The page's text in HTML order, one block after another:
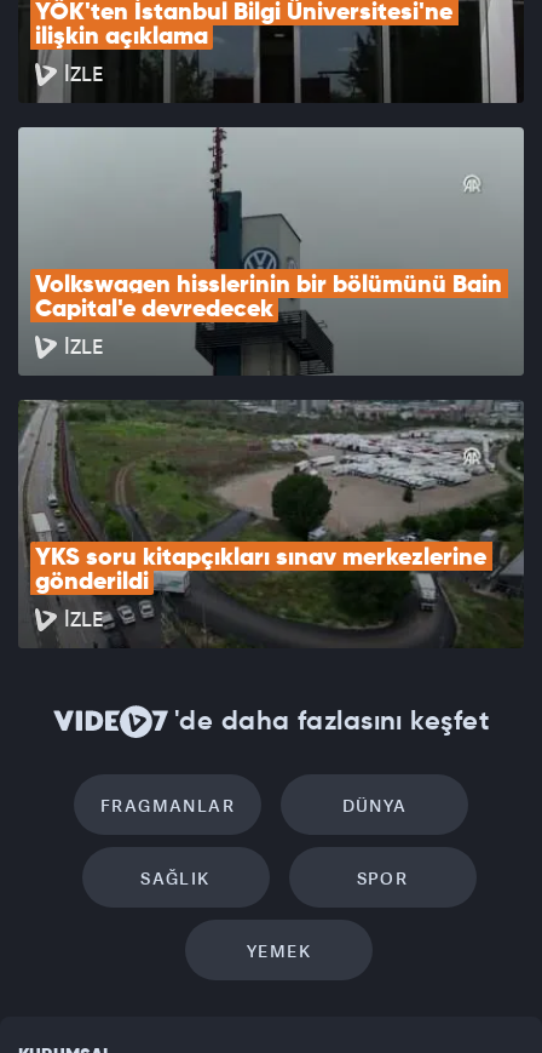
YÖK'ten İstanbul Bilgi Üniversitesi'ne
ilişkin açıklama
İZLE
Volkswagen hisslerinin bir bölümünü Bain
Capital'e devredecek
İZLE
YKS soru kitapçıkları sınav merkezlerine
gönderildi
İZLE
'de daha fazlasını keşfet
FRAGMANLAR DÜNYA
SAĞLIK SPOR
YEMEK